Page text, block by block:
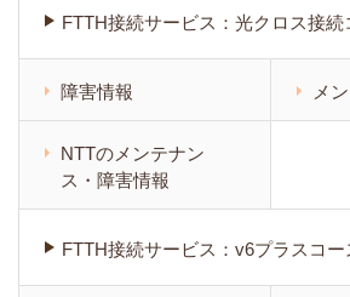
FTTH接続サービス：光クロス接続
障害情報 メ
NTTのメンテナン
ス・障害情報
FTTH接続サービス：v6プラスコー